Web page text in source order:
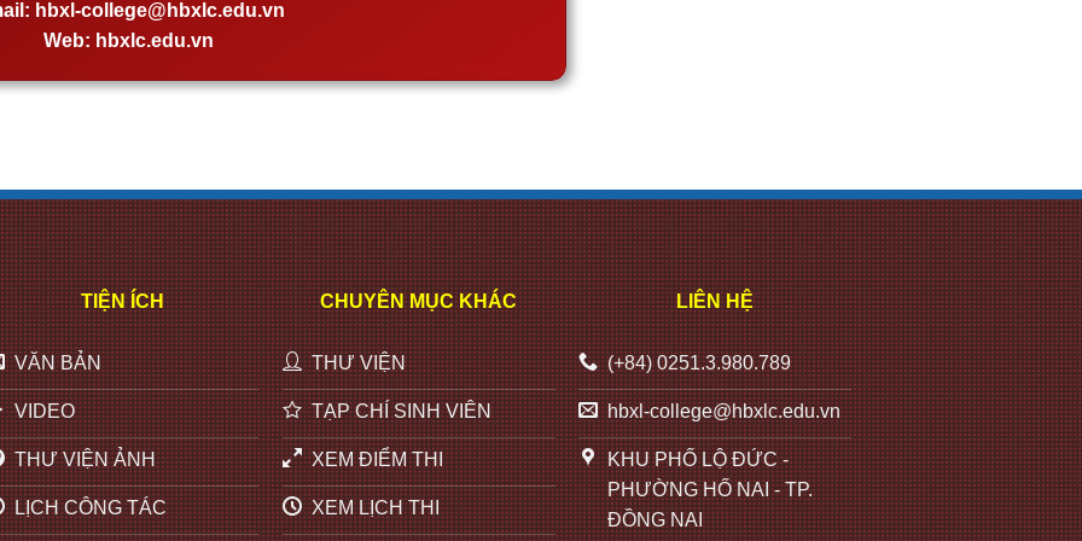
hbxl-college@hbxlc.edu.vn
Web: hbxlc.edu.vn
TIỆN ÍCH
VĂN BẢN
VIDEO
THƯ VIỆN ẢNH
LỊCH CÔNG TÁC
CHUYÊN MỤC KHÁC
THƯ VIỆN
TẠP CHÍ SINH VIÊN
XEM ĐIỂM THI
XEM LỊCH THI
LIÊN HỆ
(+84) 0251.3.980.789
hbxl-college@hbxlc.edu.vn
KHU PHỐ LỘ ĐỨC -
PHƯỜNG HỐ NAI - TP.
ĐỒNG NAI